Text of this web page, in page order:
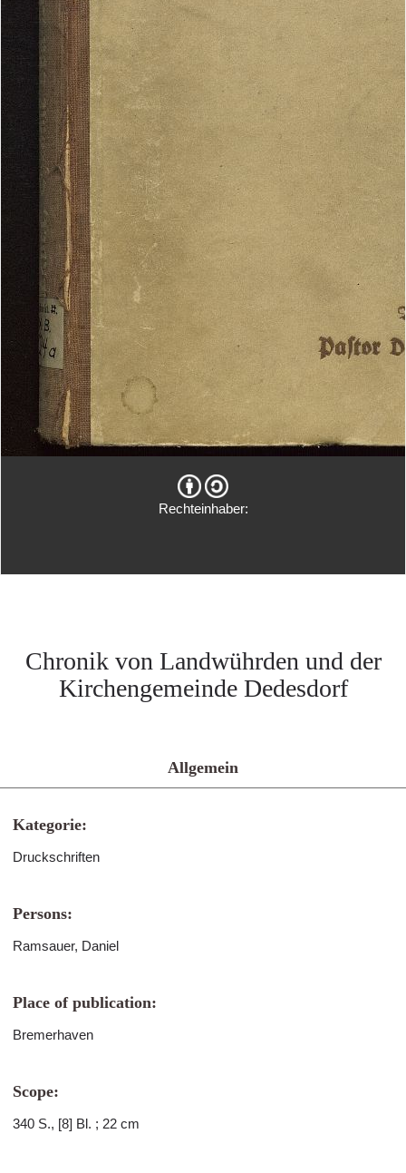
Rechteinhaber:
Chronik von Landwührden und der
Kirchengemeinde Dedesdorf
Allgemein
Kategorie:
Druckschriften
Persons:
Ramsauer, Daniel
Place of publication:
Bremerhaven
Scope:
340 S., [8] Bl. ; 22 cm